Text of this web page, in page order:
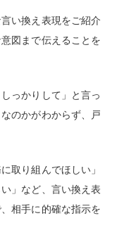
い換え表現をご紹介
図まで伝えることを
っかりして」と言っ
のかがわからず、戸
取り組んでほしい」
」など、言い換え表
相手に的確な指示を